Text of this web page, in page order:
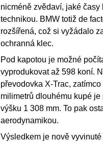
nicméně zvědaví, jaké
technikou. BMW totiž de
rozšířená, což si vyžádalo
ochranná klec.
Pod kapotou je možné
vyprodukovat až 598 koní.
převodovka X-Trac,
milimetrů dlouhému kupé
výšku 1 308 mm. To pak
aerodynamikou.
Výsledkem je nově